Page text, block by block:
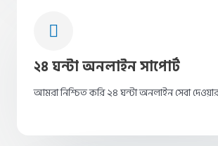
২৪ ঘন্টা অনলাইন সাপোর্ট
আমরা নিশ্চিত করি ২৪ ঘন্টা অনলাইন সেবা